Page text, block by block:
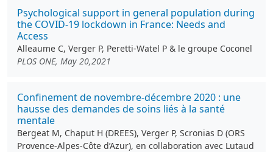
Psychological support in general population during
the COVID-19 lockdown in France: Needs and
Access
Alleaume C, Verger P, Peretti-Watel P & le groupe Coconel
PLOS ONE, May 20,2021
Confinement de novembre-décembre 2020 : une
hausse des demandes de soins liés à la santé
mentale
Bergeat M, Chaput H (DREES), Verger P, Scronias D (ORS
Provence-Alpes-Côte d’Azur), en collaboration avec Lutaud